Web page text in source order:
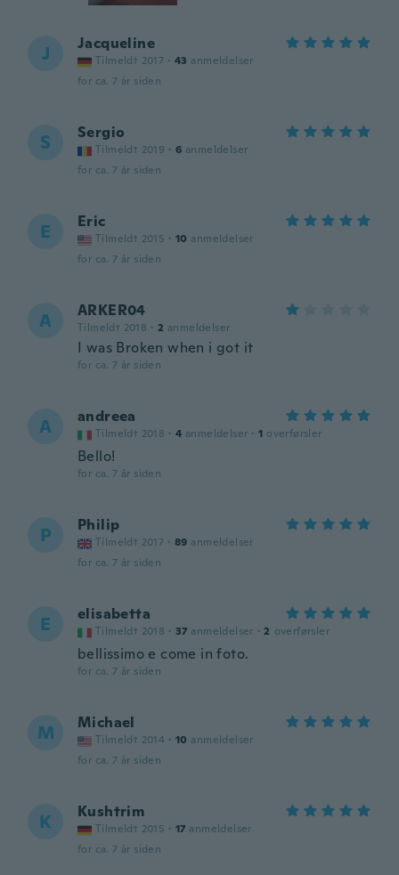
J Jacqueline
Tilmeldt 2017 · 43 anmeldelser
for ca. 7 år siden
S Sergio
Tilmeldt 2019 · 6 anmeldelser
for ca. 7 år siden
E Eric
Tilmeldt 2015 · 10 anmeldelser
for ca. 7 år siden
A ARKER04
Tilmeldt 2018 · 2 anmeldelser
I was Broken when i got it
for ca. 7 år siden
A andreea
Tilmeldt 2018 · 4 anmeldelser · 1 overførsler
Bello!
for ca. 7 år siden
P Philip
Tilmeldt 2017 · 89 anmeldelser
for ca. 7 år siden
E elisabetta
Tilmeldt 2018 · 37 anmeldelser · 2 overførsler
bellissimo e come in foto.
for ca. 7 år siden
M Michael
Tilmeldt 2014 · 10 anmeldelser
for ca. 7 år siden
K Kushtrim
Tilmeldt 2015 · 17 anmeldelser
for ca. 7 år siden